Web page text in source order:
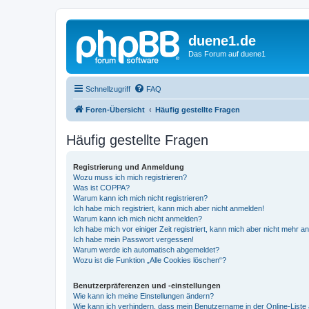
duene1.de
Das Forum auf duene1
Schnellzugriff FAQ
Foren-Übersicht Häufig gestellte Fragen
Häufig gestellte Fragen
Registrierung und Anmeldung
Wozu muss ich mich registrieren?
Was ist COPPA?
Warum kann ich mich nicht registrieren?
Ich habe mich registriert, kann mich aber nicht anmelden!
Warum kann ich mich nicht anmelden?
Ich habe mich vor einiger Zeit registriert, kann mich aber nicht mehr
Ich habe mein Passwort vergessen!
Warum werde ich automatisch abgemeldet?
Wozu ist die Funktion „Alle Cookies löschen“?
Benutzerpräferenzen und -einstellungen
Wie kann ich meine Einstellungen ändern?
Wie kann ich verhindern, dass mein Benutzername in der Online-Liste